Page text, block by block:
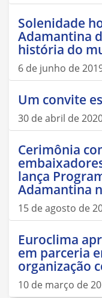
Solenidade
Adamantina
história do
6 de junho de
Um convite
30 de abril de
Cerimônia
lança
Adamantina
15 de agosto de
Euroclima
em parceria
organização
10 de março de